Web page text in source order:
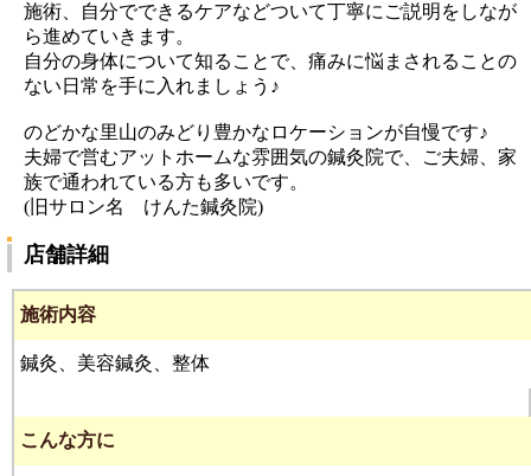
施術、自分でできるケアなどついて丁寧にご説明をしなが
ら進めていきます。
自分の身体について知ることで、痛みに悩まされることの
ない日常を手に入れましょう♪
のどかな里山のみどり豊かなロケーションが自慢です♪
夫婦で営むアットホームな雰囲気の鍼灸院で、ご夫婦、家
族で通われている方も多いです。
(旧サロン名 けんた鍼灸院)
店舗詳細
施術内容
鍼灸、美容鍼灸、整体
こんな方に